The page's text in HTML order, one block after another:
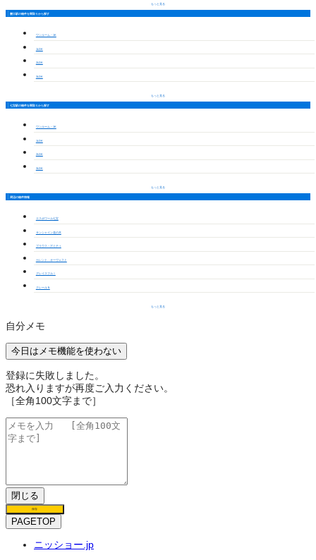
もっと見る
蟹江駅の物件を間取りから探す
ワンルーム・1K
1LDK
2LDK
3LDK
もっと見る
七宝駅の物件を間取りから探す
ワンルーム・1K
1LDK
2LDK
3LDK
もっと見る
周辺の物件情報
エスポワール七宝
サンシャイン花の木
プリウス・アミティ
カレント オーヴェスト
グレイスフルⅠ
クレールＮ
もっと見る
自分メモ
今日はメモ機能を使わない
登録に失敗しました。
恐れ入りますが再度ご入力ください。
［全角100文字まで］
閉じる
保存
PAGETOP
ニッショー.jp